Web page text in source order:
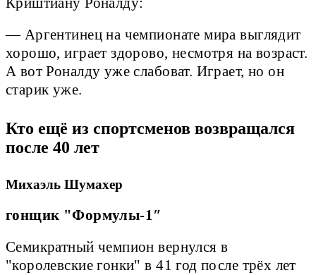
— Аргентинец на чемпионате мира выглядит
хорошо, играет здорово, несмотря на возраст.
А вот Роналду уже слабоват. Играет, но он
старик уже.
Кто ещё из спортсменов возвращался
после 40 лет
Михаэль Шумахер
гонщик "Формулы-1″
Семикратный чемпион вернулся в
"королевские гонки" в 41 год после трёх лет